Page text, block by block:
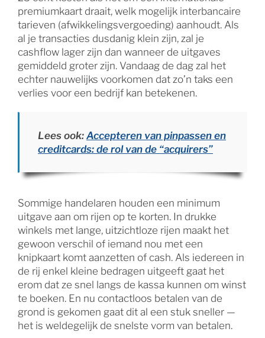
premiumkaart draait, welk mogelijk interbancaire
tarieven (afwikkelingsvergoeding) aanhoudt. Als
al je transacties dusdanig klein zijn, zal je
cashflow lager zijn dan wanneer de uitgaves
gemiddeld groter zijn. Vandaag de dag zal het
echter nauwelijks voorkomen dat zo’n taks een
verlies voor een bedrijf kan betekenen.
Lees ook: Accepteren van pinpassen en
creditcards: de rol van de “acquirers”
Sommige handelaren houden een minimum
uitgave aan om rijen op te korten. In drukke
winkels met lange, uitzichtloze rijen maakt het
gewoon verschil of iemand nou met een
knipkaart komt aanzetten of cash. Als iedereen in
de rij enkel kleine bedragen uitgeeft gaat het
erom dat ze snel langs de kassa kunnen om winst
te boeken. En nu contactloos betalen van de
grond is gekomen gaat dit al een stuk sneller —
het is weldegelijk de snelste vorm van betalen.